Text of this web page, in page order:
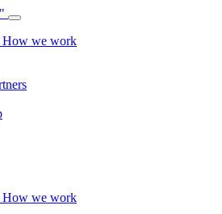
we work
we work